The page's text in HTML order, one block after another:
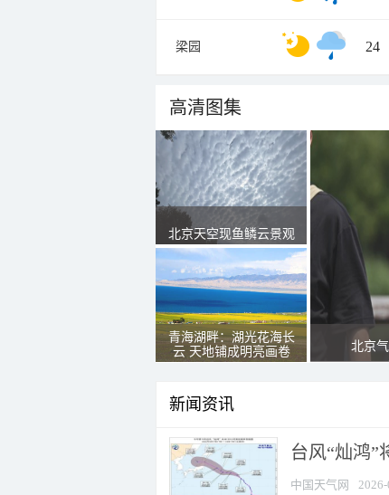
梁园 24
高清图集
北京天空现鱼鳞云景观
青海湖畔：湖光花海长
云 天地铺成明亮画卷
北京
新闻资讯
台风“灿鸿”
中国天气网